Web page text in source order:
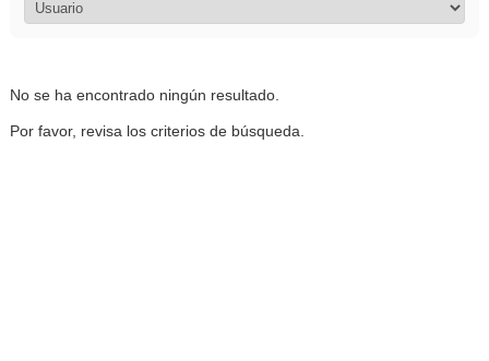
No se ha encontrado ningún resultado.
Por favor, revisa los criterios de búsqueda.